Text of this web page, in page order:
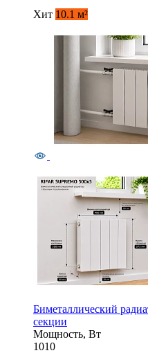
Хит 10.1 м²
Биметаллический
секции
Мощность, Вт
1010